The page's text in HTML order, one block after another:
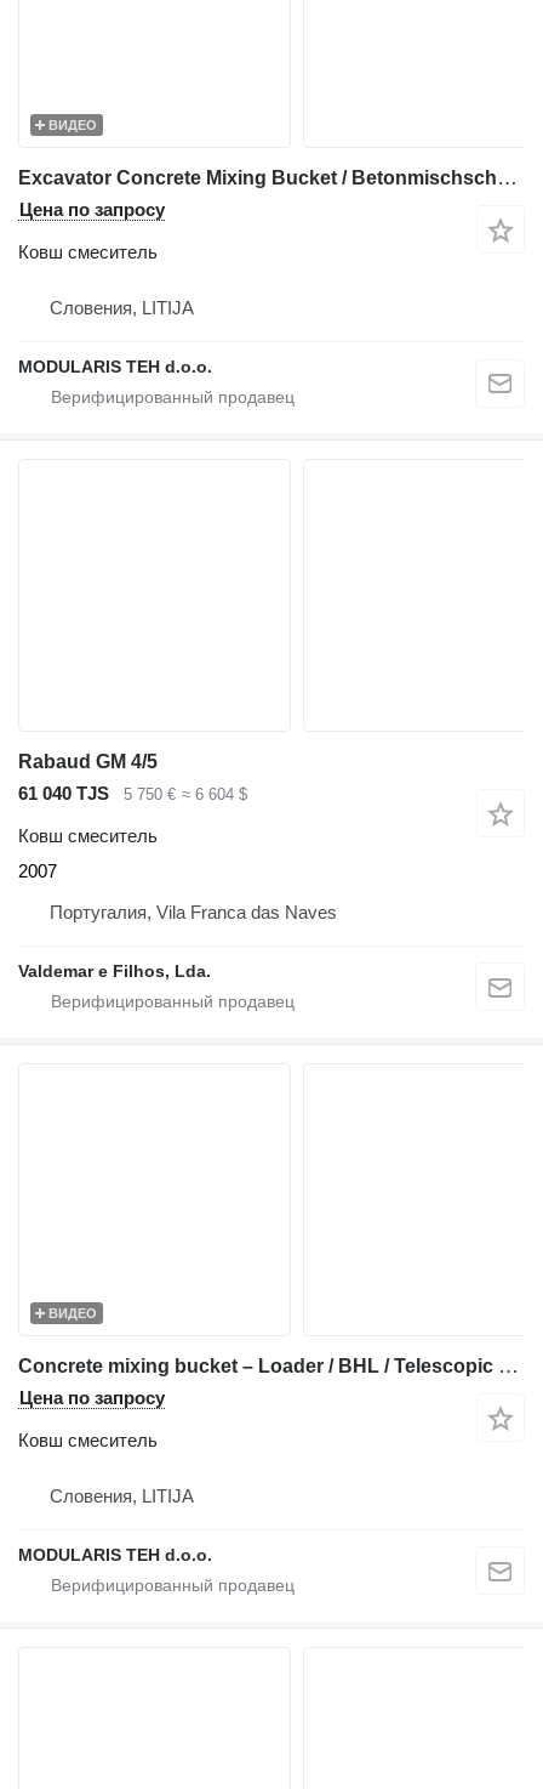
ВИДЕО
Excavator Concrete Mixing Bucket / Betonmischschaufel
Цена по запросу
Ковш смеситель
Словения, LITIJA
MODULARIS TEH d.o.o.
Rabaud GM 4/5
61 040 TJS
5 750 € ≈ 6 604 $
Ковш смеситель
2007
Португалия, Vila Franca das Naves
Valdemar e Filhos, Lda.
ВИДЕО
Concrete mixing bucket – Loader / BHL / Telescopic Loader
Цена по запросу
Ковш смеситель
Словения, LITIJA
MODULARIS TEH d.o.o.